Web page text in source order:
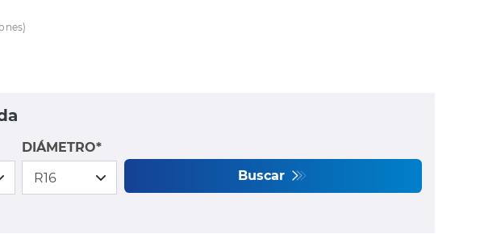
DIÁMETRO*
Buscar